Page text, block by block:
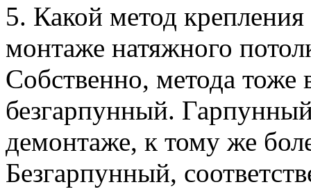
5. Какой метод
монтаже натяжного
Собственно, метода тоже
безгарпунный.
демонтаже, к тому же
Безгарпунный,